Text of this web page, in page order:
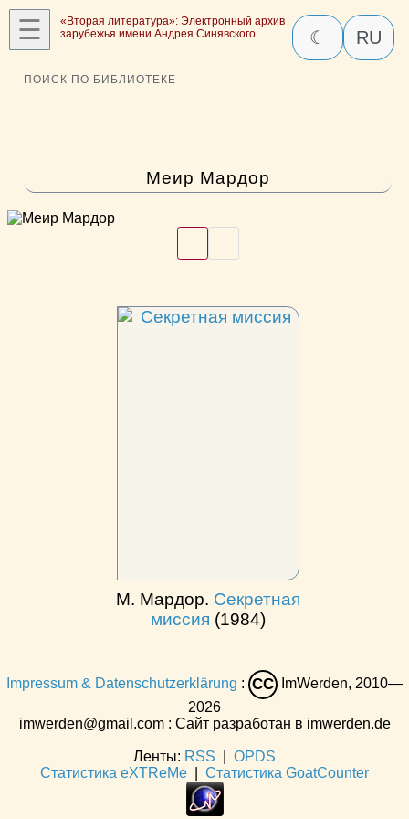
☰
«Вторая литература»: Электронный архив
зарубежья имени Андрея Синявского
☾ RU
ПОИСК ПО БИБЛИОТЕКЕ
Меир Мардор
М. Мардор. Секретная
миссия (1984)
Impressum & Datenschutzerklärung : CC
ImWerden, 2010—
2026
imwerden@gmail.com : Сайт разработан в imwerden.de
Ленты: RSS
OPDS
Статистика eXTReMe
Статистика GoatCounter